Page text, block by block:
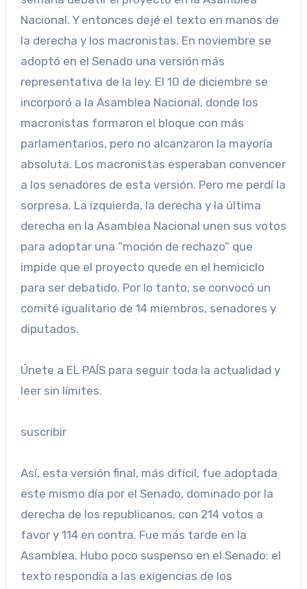
Nacional. Y entonces dejé el texto en manos de
la derecha y los macronistas. En noviembre se
adoptó en el Senado una versión más
representativa de la ley. El 10 de diciembre se
incorporó a la Asamblea Nacional, donde los
macronistas formaron el bloque con más
parlamentarios, pero no alcanzaron la mayoría
absoluta. Los macronistas esperaban convencer
a los senadores de esta versión. Pero me perdí la
sorpresa. La izquierda, la derecha y la última
derecha en la Asamblea Nacional unen sus votos
para adoptar una “moción de rechazo” que
impide que el proyecto quede en el hemiciclo
para ser debatido. Por lo tanto, se convocó un
comité igualitario de 14 miembros, senadores y
diputados.
Únete a EL PAÍS para seguir toda la actualidad y
leer sin límites.
suscribir
Así, esta versión final, más difícil, fue adoptada
este mismo día por el Senado, dominado por la
derecha de los republicanos, con 214 votos a
favor y 114 en contra. Fue más tarde en la
Asamblea. Hubo poco suspenso en el Senado: el
texto respondía a las exigencias de los